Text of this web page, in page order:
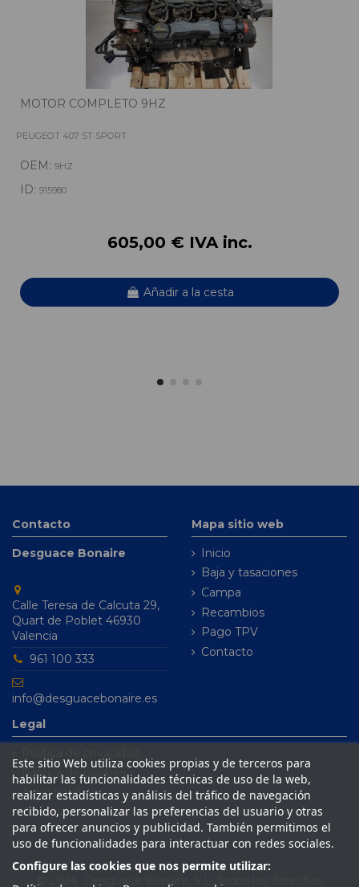
MOTOR COMPLETO 9HZ
PEUGEOT 407 ST SPORT
OEM: 9HZ
ID: 915980
605,00 € IVA inc.
Añadir a la cesta
Contacto
Desguace Bonaire
Calle Teresa de Calcuta 29,
Quart de Poblet 46930
Valencia
961 100 333
info@desguacebonaire.es
Mapa sitio web
Inicio
Baja y tasaciones
Campa
Recambios
Pago TPV
Contacto
Legal
Política de cookies
Aviso legal
Condiciones de venta
Este sitio Web utiliza cookies propias y de terceros para
habilitar las funcionalidades técnicas de uso de la web,
realizar estadísticas y análisis del tráfico de navegación
recibido, personalizar las preferencias del usuario y otras
para ofrecer anuncios y publicidad. También permitimos el
uso de funcionalidades para interactuar con redes sociales.
Configure las cookies que nos permite utilizar: